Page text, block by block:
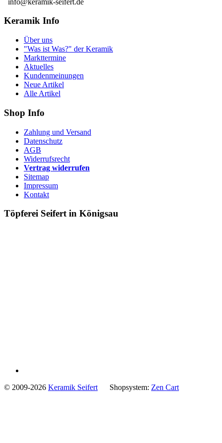
Keramik Info
Über uns
"Was ist Was?" der Keramik
Markttermine
Aktuelles
Kundenmeinungen
Neue Artikel
Alle Artikel
Shop Info
Zahlung und Versand
Datenschutz
AGB
Widerrufsrecht
Vertrag widerrufen
Sitemap
Impressum
Kontakt
Töpferei Seifert in Königsau
© 2009-2026 Keramik Seifert Shopsystem: Zen Cart